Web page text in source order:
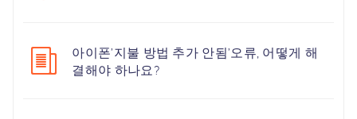
아이폰’지불 방법 추가 안됨’오류, 어떻게 해
결해야 하나요?